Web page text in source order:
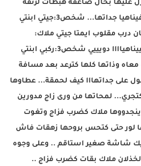
عليها بحال صاعقة هبطات لزنقة
كيف لهبيلة كتسول فيناهيا جداتها... شخص3:جيتي ابنتي
درب مقلوب ايمتا جيتي ملاك:
فييييناهيااا جدة فففييناهياااا دويييي شخص3:ركبي ابنتي
وذاتها كلها كترعد بعد مسافة
على جداتهااا كيف لحمقة... عطاوها
لمحاتها من ورى زاج مدورين
ينجدووها ملاك كضرب فزاج وتغوت
لور حتى كتحس بروحها زهقات فاش
شاشة صغير استاقم .. وعلى وجوه
ملاك بقات كضرب فزاج ..